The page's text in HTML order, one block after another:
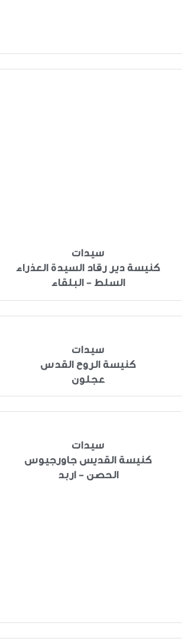
سيدات
كنيسة دير رقاد السيدة العذراء
السلط - البلقاء
سيدات
كنيسة الروح القدس
عجلون
سيدات
كنيسة القديس جاورجيوس
الحصن - اربد